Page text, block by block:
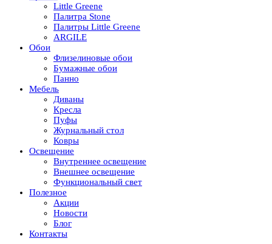
Little Greene
Палитра Stone
Палитры Little Greene
ARGILE
Обои
Флизелиновые обои
Бумажные обои
Панно
Мебель
Диваны
Кресла
Пуфы
Журнальный стол
Ковры
Освещение
Внутреннее освещение
Внешнее освещение
Функциональный свет
Полезное
Акции
Новости
Блог
Контакты